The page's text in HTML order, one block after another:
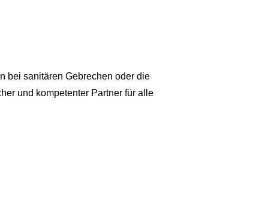
bei sanitären Gebrechen oder die
und kompetenter Partner für alle